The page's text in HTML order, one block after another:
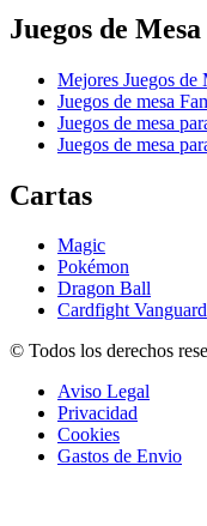
Juegos de Mesa
Mejores Juegos de
Juegos de mesa
Juegos de mesa
Juegos de mesa
Cartas
Magic
Pokémon
Dragon Ball
Cardfight Vanguard
© Todos los derechos
Aviso Legal
Privacidad
Cookies
Gastos de Envio